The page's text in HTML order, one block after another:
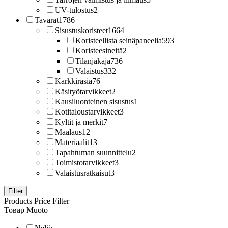
UV-tulostus2
Tavarat1786
Sisustuskoristeet1664
Koristeellista seinäpaneelia593
Koristeesineitä2
Tilanjakaja736
Valaistus332
Karkkirasia76
Käsityötarvikkeet2
Kausiluonteinen sisustus1
Kotitaloustarvikkeet3
Kyltit ja merkit7
Maalaus12
Materiaalit13
Tapahtuman suunnittelu2
Toimistotarvikkeet3
Valaistusratkaisut3
Filter
Products Price Filter
Товар Muoto